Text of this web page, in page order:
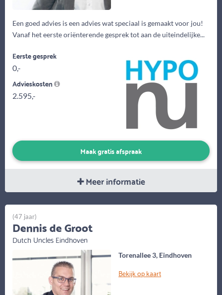
Een goed advies is een advies wat speciaal is gemaakt voor jou!
Vanaf het eerste oriënterende gesprek tot aan de uiteindelijke...
Eerste gesprek
0,-
Advieskosten
2.595,-
Maak gratis afspraak
Meer informatie
Torenallee 3, Eindhoven
Bekijk op kaart
(47 jaar)
Dennis de Groot
Dutch Uncles Eindhoven